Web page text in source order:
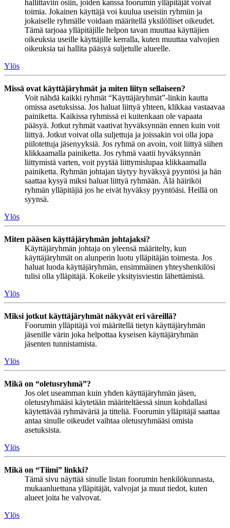
hallittaviin osiin, joiden kanssa foorumin ylläpitäjät voivat
toimia. Jokainen käyttäjä voi kuulua useisiin ryhmiin ja
jokaiselle ryhmälle voidaan määritellä yksilölliset oikeudet.
Tämä tarjoaa ylläpitäjille helpon tavan muuttaa käyttäjien
oikeuksia useille käyttäjille kerralla, kuten muuttaa valvojien
oikeuksia tai hallita pääsyä suljetulle alueelle.
Ylös
Missä ovat käyttäjäryhmät ja miten liityn sellaiseen?
Voit nähdä kaikki ryhmät “Käyttäjäryhmät”-linkin kautta
omissa asetuksissa. Jos haluat liittyä yhteen, klikkaa vastaavaa
painiketta. Kaikissa ryhmissä ei kuitenkaan ole vapaata
pääsyä. Jotkut ryhmät vaativat hyväksynnän ennen kuin voit
liittyä. Jotkut voivat olla suljettuja ja joissakin voi olla jopa
piilotettuja jäsenyyksiä. Jos ryhmä on avoin, voit liittyä siihen
klikkaamalla painiketta. Jos ryhmä vaatii hyväksynnän
liittymistä varten, voit pyytää liittymislupaa klikkaamalla
painiketta. Ryhmän johtajan täytyy hyväksyä pyyntösi ja hän
saattaa kysyä miksi haluat liittyä ryhmään. Älä häiriköi
ryhmän ylläpitäjiä jos he eivät hyväksy pyyntöäsi. Heillä on
syynsä.
Ylös
Miten pääsen käyttäjäryhmän johtajaksi?
Käyttäjäryhmän johtaja on yleensä määritelty, kun
käyttäjäryhmät on alunperin luotu ylläpitäjän toimesta. Jos
haluat luoda käyttäjäryhmän, ensimmäinen yhteyshenkilösi
tulisi olla ylläpitäjä. Kokeile yksityisviestin lähettämistä.
Ylös
Miksi jotkut käyttäjäryhmät näkyvät eri väreillä?
Foorumin ylläpitäjä voi määritellä tietyn käyttäjäryhmän
jäsenille värin joka helpottaa kyseisen käyttäjäryhmän
jäsenten tunnistamista.
Ylös
Mikä on “oletusryhmä”?
Jos olet useamman kuin yhden käyttäjäryhmän jäsen,
oletusryhmääsi käytetään määriteltäessä sinun kohdallasi
käytettävää ryhmäväriä ja titteliä. Foorumin ylläpitäjä saattaa
antaa sinulle oikeudet vaihtaa oletusryhmääsi omista
asetuksista.
Ylös
Mikä on “Tiimi” linkki?
Tämä sivu näyttää sinulle listan foorumin henkilökunnasta,
mukaanluettuna ylläpitäjät, valvojat ja muut tiedot, kuten
alueet joita he valvovat.
Ylös